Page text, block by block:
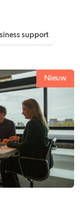
support
Nieuw